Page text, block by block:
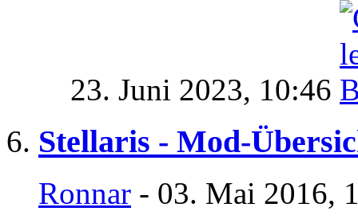
23. Juni 2023, 10:46
Stellaris - Mod-
Ronnar - 03. Mai 2016,